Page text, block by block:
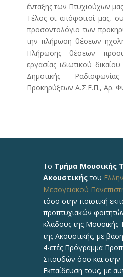
ένταξης των Πτυχιούχων
Τέλος οι απόφοιτοί μας,
προσοντολόγιο των
την πλήρωση θέσεων
Πλήρωσης θέσεων
εργασίας ιδιωτικού
Δημοτικής
Προκηρύξεων Α.Σ.Ε.Π., Αρ.
Το Τμήμα Μουσικής
Ακουστικήςτου
Μεσογειακού
τόσο στην ποιοτική
προπτυχιακών
κλάδους της Μουσικής
της Ακουστικής, με
4-ετές Πρόγραμμα
Σπουδών όσο και στην
Εκπαίδευση τους, με